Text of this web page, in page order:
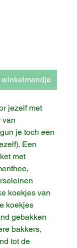
jezelf met
van
je toch een
Een
met
koekjes van
koekjes
gebakken
bakkers,
tot de